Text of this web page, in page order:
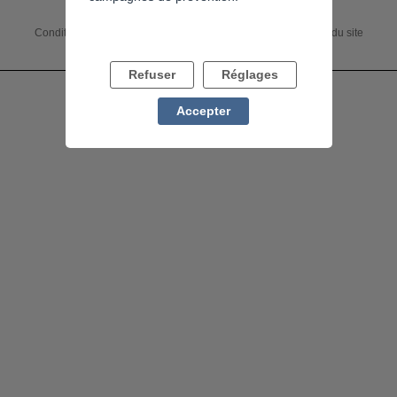
Conditions générales
Charte du site
Refuser Réglages
Accepter